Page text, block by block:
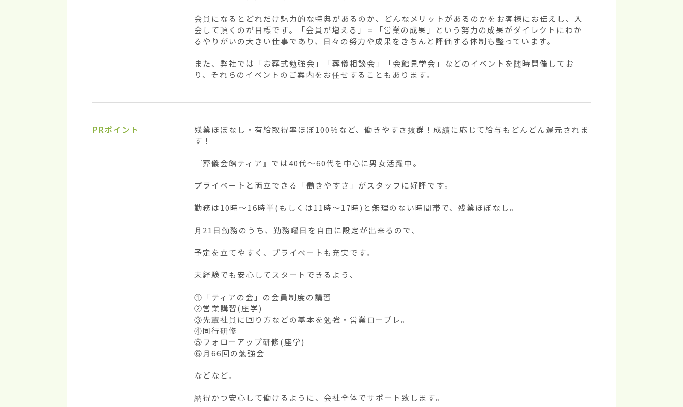
会員になるとどれだけ魅力的な特典があるのか、どんなメリットがあるのかをお客様にお伝えし、入
会して頂くのが目標です。「会員が増える」＝「営業の成果」という努力の成果がダイレクトにわか
るやりがいの大きい仕事であり、日々の努力や成果をきちんと評価する体制も整っています。
また、弊社では「お葬式勉強会」「葬儀相談会」「会館見学会」などのイベントを随時開催してお
り、それらのイベントのご案内をお任せすることもあります。
PRポイント
残業ほぼなし・有給取得率ほぼ100％など、働きやすさ抜群！成績に応じて給与もどんどん還元されま
す！
『葬儀会館ティア』では40代〜60代を中心に男女活躍中。
プライベートと両立できる「働きやすさ」がスタッフに好評です。
勤務は10時〜16時半(もしくは11時〜17時)と無理のない時間帯で、残業ほぼなし。
月21日勤務のうち、勤務曜日を自由に設定が出来るので、
予定を立てやすく、プライベートも充実です。
未経験でも安心してスタートできるよう、
①「ティアの会」の会員制度の講習
②営業講習(座学)
③先輩社員に回り方などの基本を勉強・営業ロープレ。
④同行研修
⑤フォローアップ研修(座学)
⑥月66回の勉強会
などなど。
納得かつ安心して働けるように、会社全体でサポート致します。